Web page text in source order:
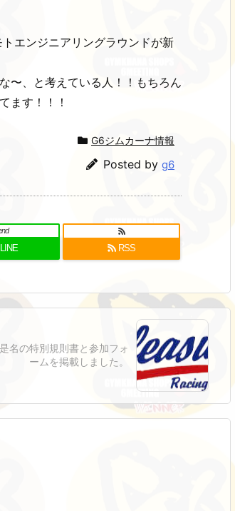
エンジニアリングラウンドが新
〜、と考えている人！！もちろん
ます！！！
G6ジムカーナ情報
Posted by g6
LINE RSS
名の特別規則書と参加フォ
ームを掲載しました。